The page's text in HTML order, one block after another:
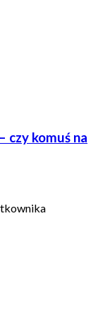
czy komuś na